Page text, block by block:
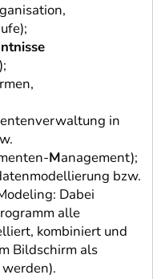
in
Management);
bzw.
Dabei
alle
kombiniert und
Bildschirm als